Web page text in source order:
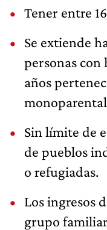
Tener entre
Se extiende
personas con
años
Sin límite de
de pueblos
o refugiadas.
Los ingresos
grupo